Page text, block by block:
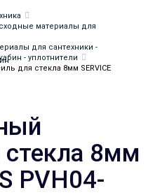
материалы для
для сантехники -
- уплотнители
для стекла 8мм SERVICE
8мм
PVH04-